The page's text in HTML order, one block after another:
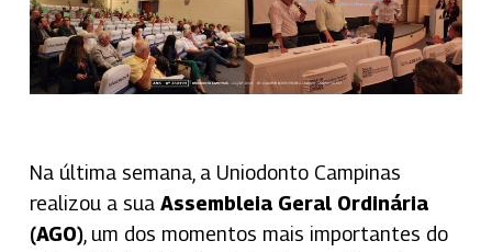
Na última semana, a Uniodonto Campinas
realizou a sua Assembleia Geral Ordinária
(AGO), um dos momentos mais importantes do